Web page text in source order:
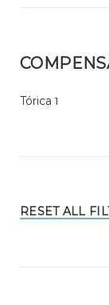
Tórica 1
RESET ALL